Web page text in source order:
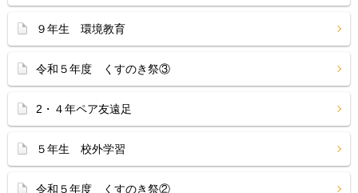
９年生 環境教育
令和５年度 くすのき祭③
2・４年ペア友遠足
５年生 校外学習
令和５年度 くすのき祭②